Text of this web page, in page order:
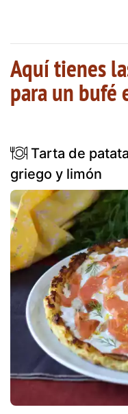
Aquí tienes
para un bufé
Tarta de
griego y limón